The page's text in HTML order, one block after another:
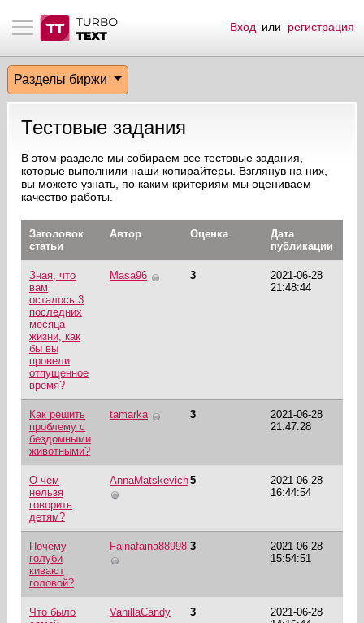
материалы
биржи
эфир
на сайте
пользователей
сообщения
по форуму
Вход или регистрация
Разделы биржи
Тестовые задания
В этом разделе мы собираем все тестовые задания,
которые выполнили наши копирайтеры. Взглянув на них,
вы можете узнать, по каким критериям мы оцениваем
качество работы.
Заголовок
статьи
Автор Оценка
Дата
публикации
Зная, что
вам
осталось 3
последних
месяца
жизни, как
бы вы
провели
отпущенное
время?
Masa96 3
2021-06-28
21:48:44
Как решить
проблему с
бездомными
животными?
tamarka 3
2021-06-28
21:47:28
О чём
нельзя
говорить
детям?
AnnaMatskevich5
2021-06-28
16:44:54
Почему
голуби
кивают
головой?
Fainafaina88998 3
2021-06-28
15:54:51
Что было
VanillaCandy 3
2021-06-28